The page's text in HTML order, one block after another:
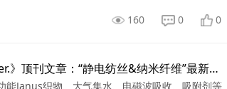
160 0 0
4篇《Adv. Funct. Mater.》顶刊文章：“静电纺丝&纳米纤维”最新研究！
能Janus织物、大气集水、电磁波吸收、吸附剂等